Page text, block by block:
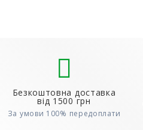
Безкоштовна доставка
від 1500 грн
За умови 100% передоплати